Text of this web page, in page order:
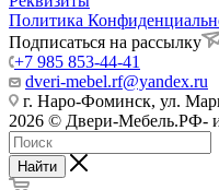
Политика
Подписаться на рассылку
+7 985 853-44-41
dveri-mebel.rf@yandex.ru
г. Наро-Фоминск, ул.
2026 © Двери-Мебель.РФ-
Найти